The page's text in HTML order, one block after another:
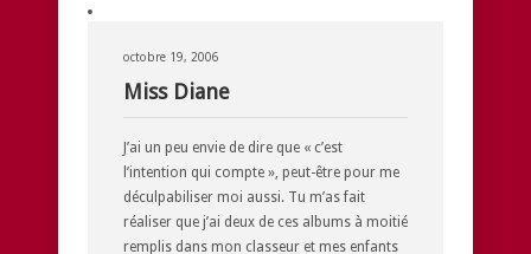
octobre 19, 2006
Miss Diane
J’ai un peu envie de dire que « c’est
l’intention qui compte », peut-être pour me
déculpabiliser moi aussi. Tu m’as fait
réaliser que j’ai deux de ces albums à moitié
remplis dans mon classeur et mes enfants